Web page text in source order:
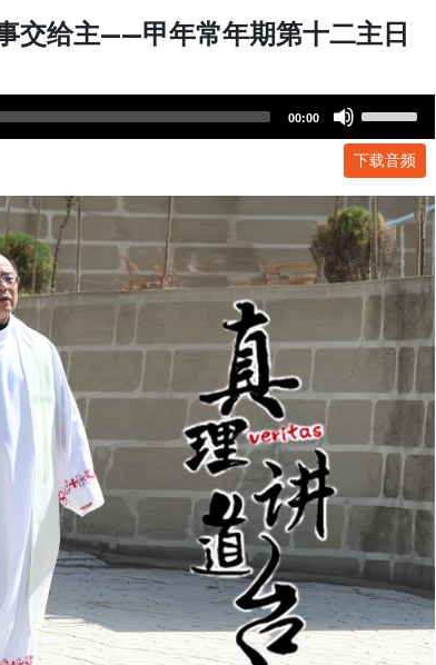
交给主——甲年常年期第十二主日
00:00
Arrow
to
increase
or
decrease
volume.
下载音频